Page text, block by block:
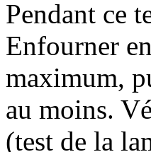
Pendant ce
Enfourner
maximum,
au moins.
(test de la